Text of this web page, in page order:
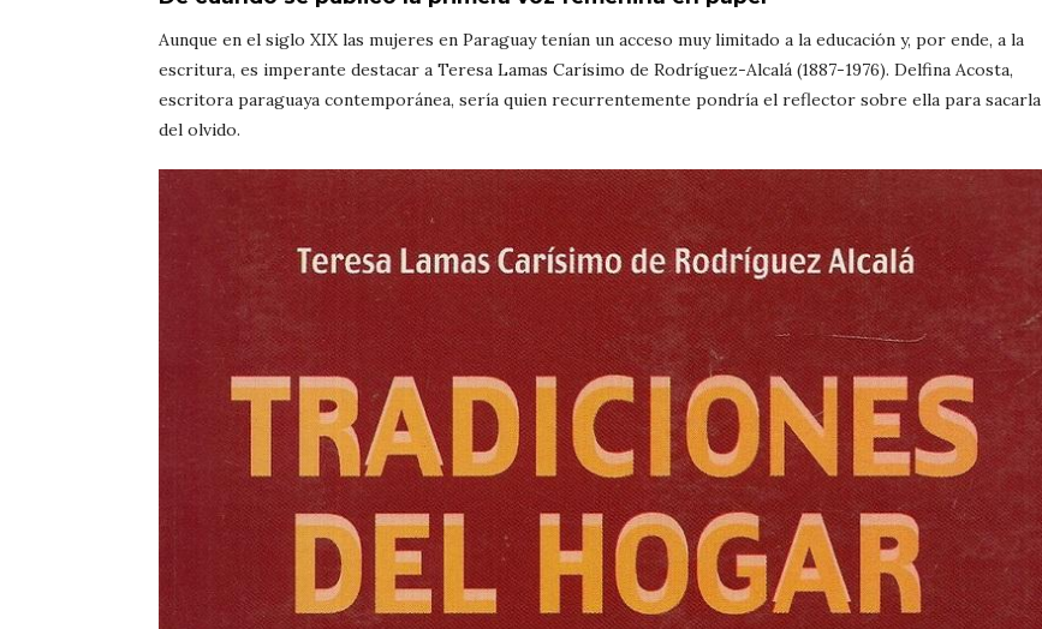
Aunque en el siglo XIX las mujeres en Paraguay tenían un acceso muy limitado a la educación y, por ende, a la
escritura, es imperante destacar a Teresa Lamas Carísimo de Rodríguez-Alcalá (1887-1976). Delfina Acosta,
escritora paraguaya contemporánea, sería quien recurrentemente pondría el reflector sobre ella para sacarla
del olvido.